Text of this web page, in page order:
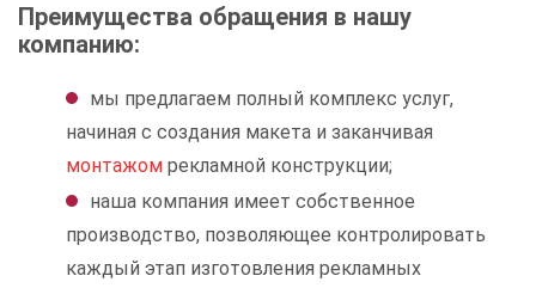
Преимущества обращения в нашу
компанию:
мы предлагаем полный комплекс услуг,
начиная с создания макета и заканчивая
монтажом рекламной конструкции;
наша компания имеет собственное
производство, позволяющее контролировать
каждый этап изготовления рекламных